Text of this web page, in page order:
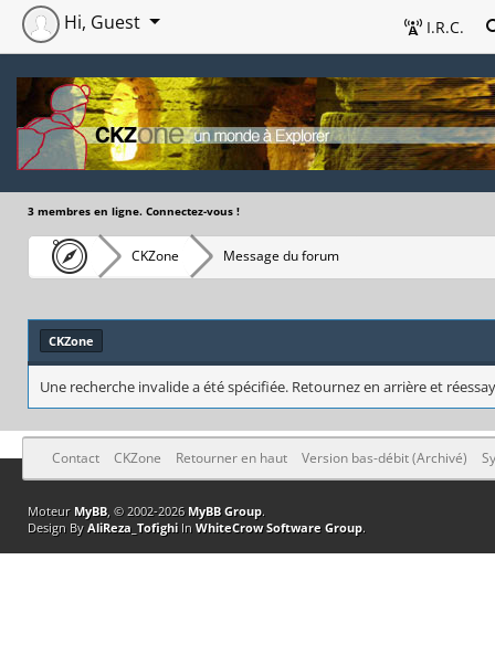
I.R.C.
Hi, Guest
3 membres en ligne. Connectez-vous !
CKZone Message du forum
CKZone
Une recherche invalide a été spécifiée. Retournez en arrière et
Contact CKZone Retourner en haut Version bas-débit (Archivé)
Moteur MyBB, © 2002-2026 MyBB Group.
Design By AliReza_TofighiIn WhiteCrow Software Group.